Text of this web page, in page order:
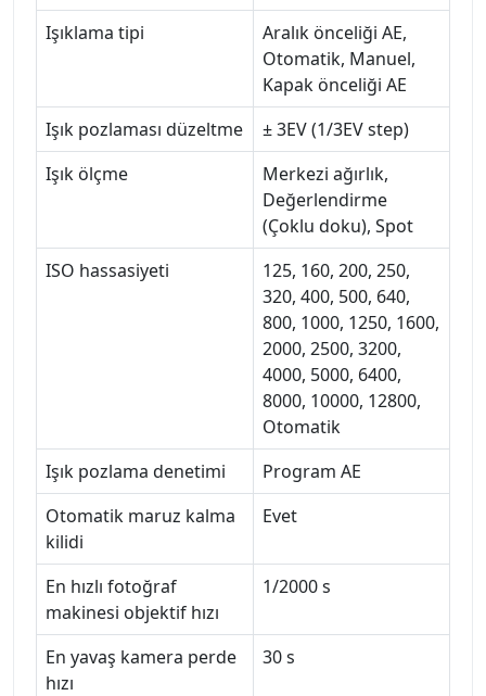
Işıklama tipi
Aralık önceliği AE,
Otomatik, Manuel,
Kapak önceliği AE
Işık pozlaması düzeltme
± 3EV (1/3EV step)
Işık ölçme
Merkezi ağırlık,
Değerlendirme
(Çoklu doku), Spot
ISO hassasiyeti
125, 160, 200, 250,
320, 400, 500, 640,
800, 1000, 1250, 1600,
2000, 2500, 3200,
4000, 5000, 6400,
8000, 10000, 12800,
Otomatik
Işık pozlama denetimi
Program AE
Otomatik maruz kalma
kilidi
Evet
En hızlı fotoğraf
makinesi objektif hızı
1/2000 s
En yavaş kamera perde
hızı
30 s